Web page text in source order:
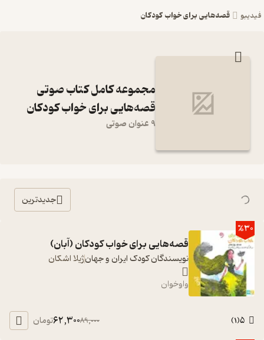
فیدیبو قصه‌هایی برای خواب کودکان
مجموعه کامل کتاب صوتی
قصه‌هایی برای خواب کودکان
9 عنوان صوتی
جدیدترین
قصه‌هایی برای خواب کودکان (آبان)
نویسندگان کودک ایران و جهانژیلا اشکان
واوخوان
%30
5
(
1
)
89,000
62,300تومان